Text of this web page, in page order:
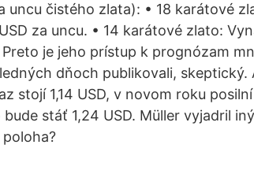
uncu čistého zlata): • 18 karátové
za uncu. • 14 karátové zlato:
je jeho prístup k prognózam
dňoch publikovali, skeptický.
stojí 1,14 USD, v novom roku posilní
stáť 1,24 USD. Müller vyjadril